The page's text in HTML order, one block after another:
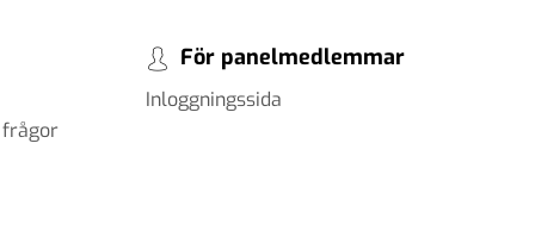
frågor
För panelmedlemmar
Inloggningssida